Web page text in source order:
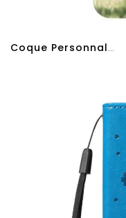
Coque Personnalisée Huawei Pura 80